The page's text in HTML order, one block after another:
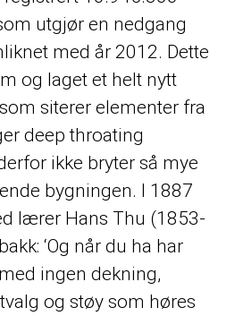
utgjør en nedgang
med år 2012. Dette
og laget et helt nytt
siterer elementer fra
deep throating
ikke bryter så mye
bygningen. I 1887
lærer Hans Thu (1853-
‘Og når du ha har
ingen dekning,
og støy som høres